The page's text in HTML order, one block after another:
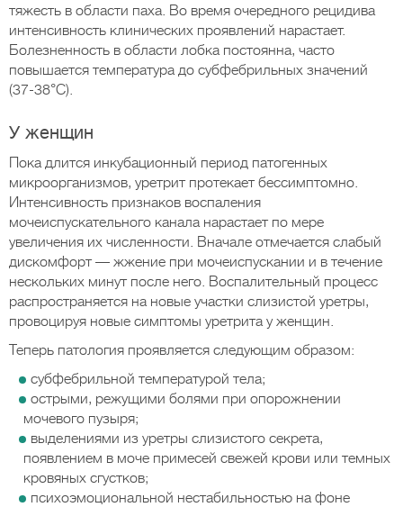
тяжесть в области паха. Во время очередного рецидива
интенсивность клинических проявлений нарастает.
Болезненность в области лобка постоянна, часто
повышается температура до субфебрильных значений
(37-38°C).
У женщин
Пока длится инкубационный период патогенных
микроорганизмов, уретрит протекает бессимптомно.
Интенсивность признаков воспаления
мочеиспускательного канала нарастает по мере
увеличения их численности. Вначале отмечается слабый
дискомфорт — жжение при мочеиспускании и в течение
нескольких минут после него. Воспалительный процесс
распространяется на новые участки слизистой уретры,
провоцируя новые симптомы уретрита у женщин.
Теперь патология проявляется следующим образом:
субфебрильной температурой тела;
острыми, режущими болями при опорожнении
мочевого пузыря;
выделениями из уретры слизистого секрета,
появлением в моче примесей свежей крови или темных
кровяных сгустков;
психоэмоциональной нестабильностью на фоне